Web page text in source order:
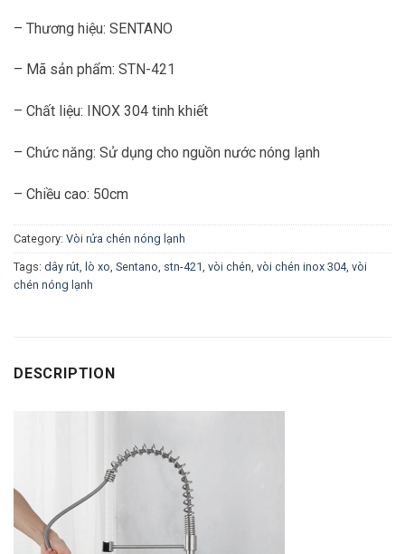
– Thương hiệu: SENTANO
– Mã sản phẩm: STN-421
– Chất liệu: INOX 304 tinh khiết
– Chức năng: Sử dụng cho nguồn nước nóng lạnh
– Chiều cao: 50cm
Category: Vòi rửa chén nóng lạnh
Tags: dây rút lò xo Sentano stn-421 vòi chén vòi chén inox 304, vòi
chén nóng lạnh
DESCRIPTION